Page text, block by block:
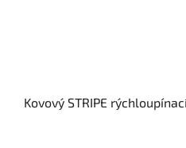
Kovový STRIPE